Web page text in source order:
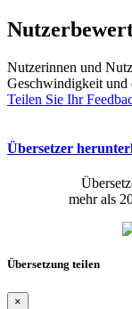
Nutzerinnen und
Geschwindigkeit und
Teilen Sie Ihr
Übersetzer
mehr als
Übersetzung teilen
×